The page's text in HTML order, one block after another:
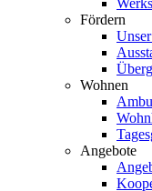
Fördern
Wohnen
Angebote